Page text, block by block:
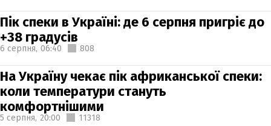
Пік спеки в Україні: де 6 серпня пригріє до
+38 градусів
6 серпня, 06:40 808
На Україну чекає пік африканської спеки:
коли температури стануть
комфортнішими
5 серпня, 20:00 11318